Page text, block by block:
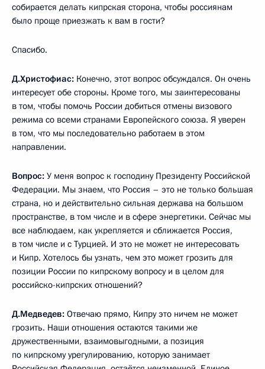
собирается делать кипрская сторона, чтобы россиянам
было проще приезжать к вам в гости?
Спасибо.
Д.Христофиас: Конечно, этот вопрос обсуждался. Он очень
интересует обе стороны. Кроме того, мы заинтересованы
в том, чтобы помочь России добиться отмены визового
режима со всеми странами Европейского союза. Я уверен
в том, что мы последовательно работаем в этом
направлении.
Вопрос: У меня вопрос к господину Президенту Российской
Федерации. Мы знаем, что Россия – это не только большая
страна, но и действительно сильная держава на большом
пространстве, в том числе и в сфере энергетики. Сейчас мы
все наблюдаем, как укрепляется и сближается Россия,
в том числе и с Турцией. И это не может не интересовать
и Кипр. Хотелось бы узнать, чем это может грозить для
позиции России по кипрскому вопросу и в целом для
российско-кипрских отношений?
Д.Медведев: Отвечаю прямо, Кипру это ничем не может
грозить. Наши отношения остаются такими же
дружественными, взаимовыгодными, а позиция
по кипрскому урегулированию, которую занимает